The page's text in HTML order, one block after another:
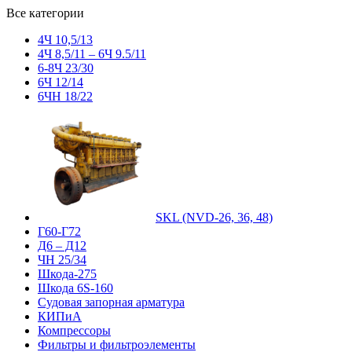
Все категории
4Ч 10,5/13
4Ч 8,5/11 – 6Ч 9.5/11
6-8Ч 23/30
6Ч 12/14
6ЧН 18/22
SKL (NVD-26, 36, 48)
Г60-Г72
Д6 – Д12
ЧН 25/34
Шкода-275
Шкода 6S-160
Судовая запорная арматура
КИПиА
Компрессоры
Фильтры и фильтроэлементы